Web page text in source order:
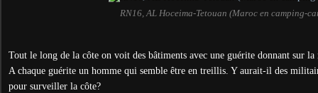
RN16, AL Hoceima-Tetouan (Maroc en camping-
Tout le long de la côte on voit des bâtiments avec une guérite donnant sur
A chaque guérite un homme qui semble être en treillis. Y aurait-il des
pour surveiller la côte?